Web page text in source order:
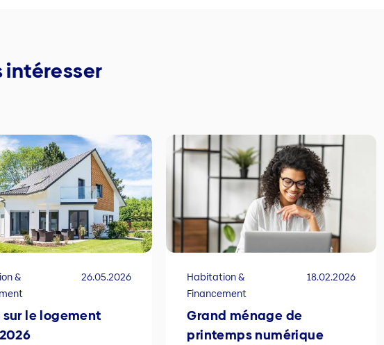
intéresser
&
26.05.2026
sur le logement
Habitation &
Financement
18.02.2026
Grand ménage de
printemps numérique